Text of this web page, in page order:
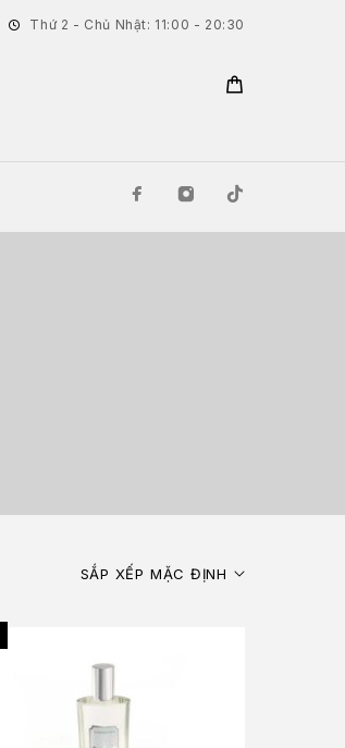
Thứ 2 - Chủ Nhật: 11:00 - 20:30
SẮP XẾP MẶC ĐỊNH